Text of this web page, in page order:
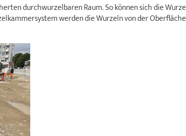
durchwurzelbaren Raum. So können sich die
werden die Wurzeln von der